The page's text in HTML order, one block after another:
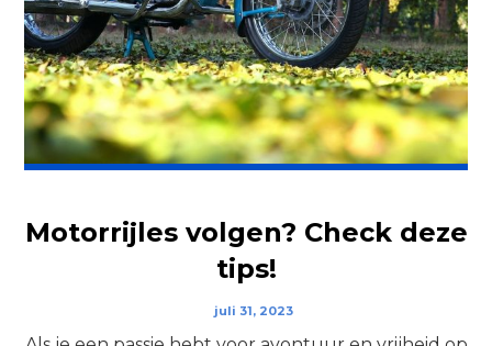
Motorrijles volgen? Check deze
tips!
juli 31, 2023